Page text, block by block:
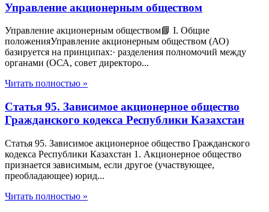
Управление акционерным обществом
Управление акционерным обществом📘 I. Общие
положенияУправление акционерным обществом (АО)
базируется на принципах:· разделения полномочий между
органами (ОСА, совет директоро...
Читать полностью »
Статья 95. Зависимое акционерное общество
Гражданского кодекса Республики Казахстан
Статья 95. Зависимое акционерное общество Гражданского
кодекса Республики Казахстан 1. Акционерное общество
признается зависимым, если другое (участвующее,
преобладающее) юрид...
Читать полностью »